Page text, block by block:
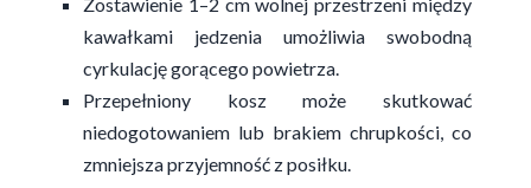
kawałkami jedzenia umożliwia swobodną
cyrkulację gorącego powietrza.
Przepełniony kosz może skutkować
niedogotowaniem lub brakiem chrupkości, co
zmniejsza przyjemność z posiłku.